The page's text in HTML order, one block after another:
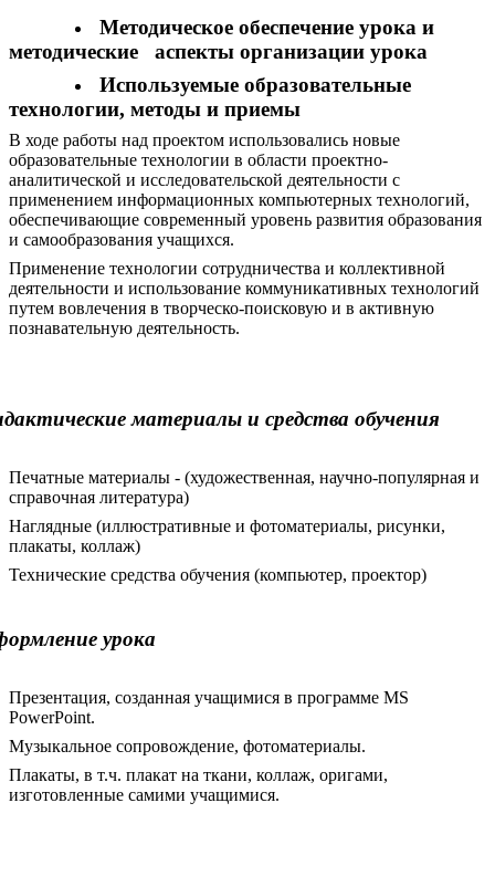
Методическое обеспечение урока и
методические аспекты организации урока
Используемые образовательные
технологии, методы и приемы
В ходе работы над проектом использовались новые
образовательные технологии в области проектно-
аналитической и исследовательской деятельности с
применением информационных компьютерных технологий,
обеспечивающие современный уровень развития образования
и самообразования учащихся.
Применение технологии сотрудничества и коллективной
деятельности и использование коммуникативных технологий
путем вовлечения в творческо-поисковую и в активную
познавательную деятельность.
материалы и средства обучения
Печатные материалы - (художественная, научно-популярная и
справочная литература)
Наглядные (иллюстративные и фотоматериалы, рисунки,
плакаты, коллаж)
Технические средства обучения (компьютер, проектор)
урока
Презентация, созданная учащимися в программе MS
PowerPoint.
Музыкальное сопровождение, фотоматериалы.
Плакаты, в т.ч. плакат на ткани, коллаж, оригами,
изготовленные самими учащимися.